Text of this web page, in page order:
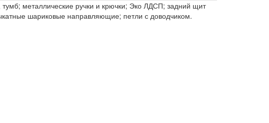
металлические ручки и крючки; Эко ЛДСП; задний щит
шариковые направляющие; петли с доводчиком.